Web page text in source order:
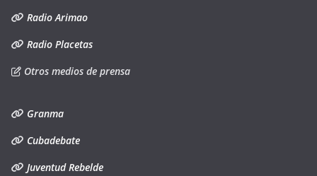
Radio Arimao
Radio Placetas
Otros medios de prensa
Granma
Cubadebate
Juventud Rebelde